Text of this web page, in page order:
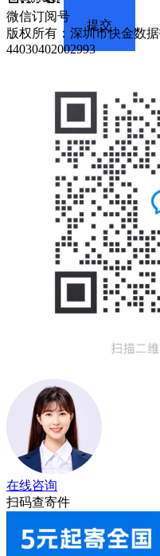
微信订阅号
版权所有：深圳市快金数
44030402002993
在线咨询
扫码查寄件